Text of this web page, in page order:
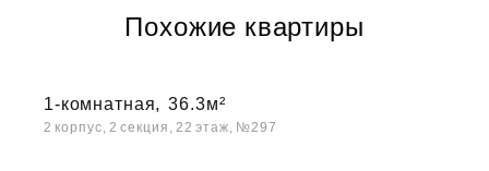
Похожие квартиры
1-комнатная, 36.3м²
2 корпус, 2 секция, 22 этаж, №297